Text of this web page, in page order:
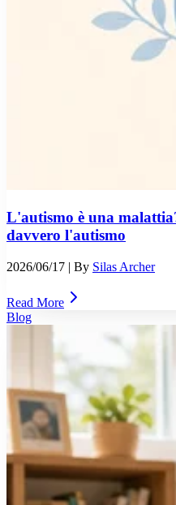
L'autismo è una
davvero l'autismo
2026/06/17 | By Silas Archer
Read More
Blog